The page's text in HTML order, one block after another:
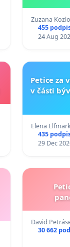
Zuzana
455
24 Aug
Petice za
v části
Elena
435
29 Dec
David
30 662